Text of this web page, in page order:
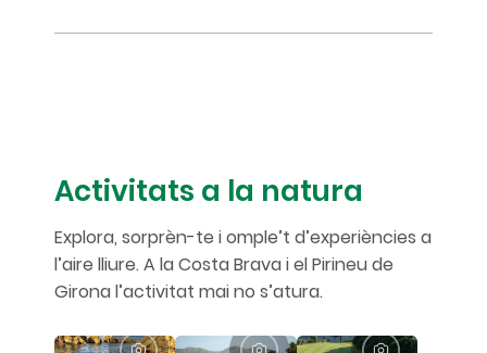
Activitats a la natura
Explora, sorprèn-te i omple’t d’experiències a
l’aire lliure. A la Costa Brava i el Pirineu de
Girona l’activitat mai no s’atura.